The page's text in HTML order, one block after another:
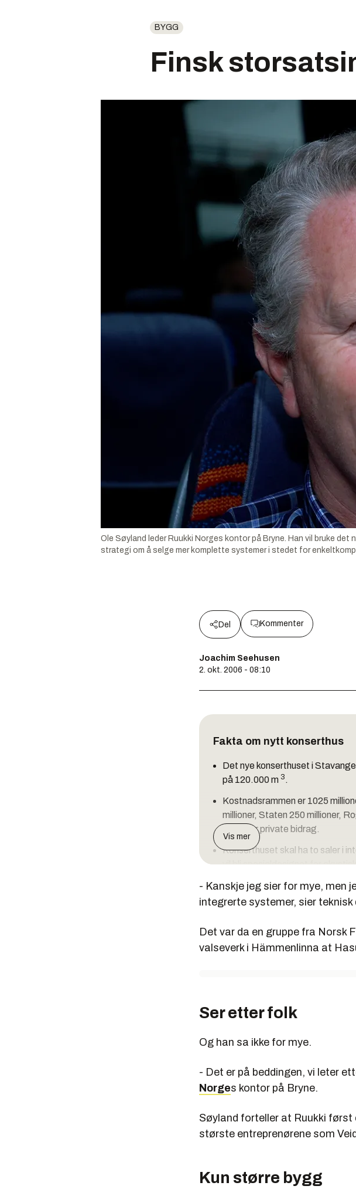
BYGG
Finsk
Ole Søyland leder Ruukki Norges kontor på Bryne. Han vil bruke
strategi om å selge mer komplette systemer i stedet for
Del Kommenter
Joachim Seehusen
2. okt. 2006 - 08:10
Fakta om nytt konserthus
Det nye konserthuset i
på 120.000 m 3 .
Kostnadsrammen er 1025
millioner, Staten 250 millioner,
kroner er private bidrag.
Konserthuset skal ha to saler i
vil bli spesialdesignet for
gjelder publikumskapasitet og
foajé med scene, butikk, kafé,
Forprosjektet skal være ferdig i
Vis mer
- Kanskje jeg sier for mye, men
integrerte systemer, sier
Det var da en gruppe fra Norsk
valseverk i Hämmenlinna at
Ser etter folk
Og han sa ikke for mye.
- Det er på beddingen, vi leter
Norges kontor på Bryne.
Søyland forteller at Ruukki
største entreprenørene som
Kun større bygg